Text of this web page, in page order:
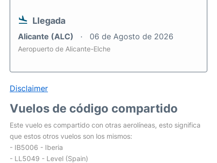
Llegada
Alicante (ALC) 06 de Agosto de 2026
Aeropuerto de Alicante-Elche
Disclaimer
Vuelos de código compartido
Este vuelo es compartido con otras aerolíneas, esto significa
que estos otros vuelos son los mismos:
- IB5006 - Iberia
- LL5049 - Level (Spain)